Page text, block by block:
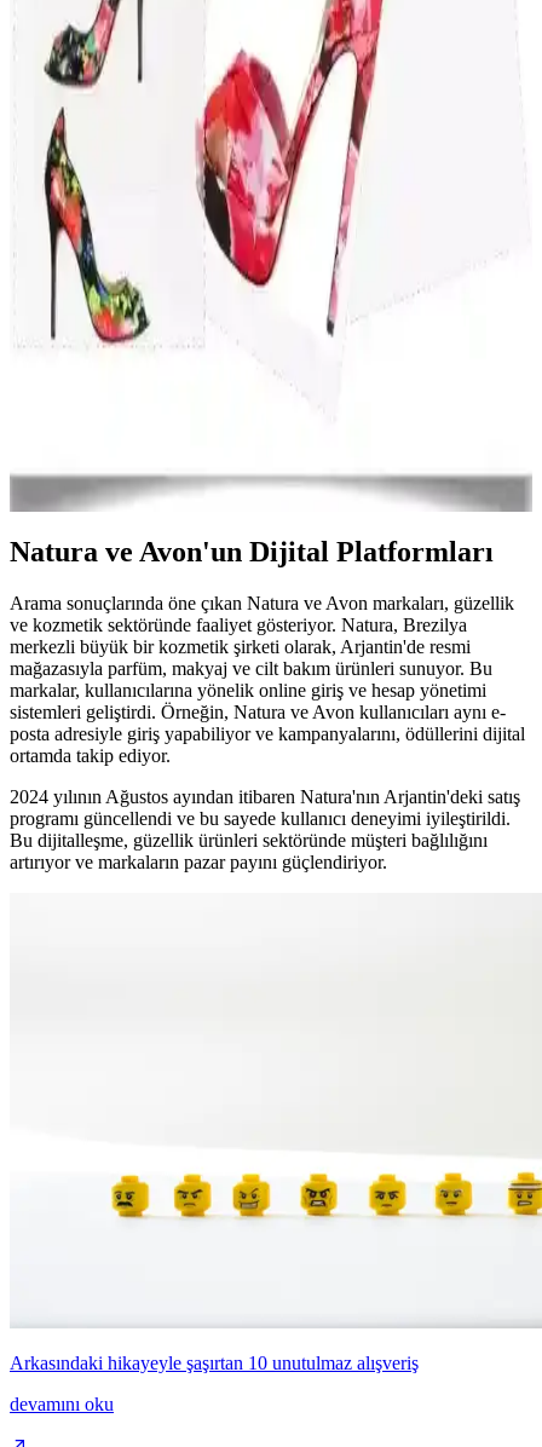
Kadın Toka Renkleri ve Mona Lisa Markasıyla
Uyumlu Seçenekler Rehberi
Mona Lisa markasının kadın tokalarında pastel, canlı ve nötr renkler
arasındaki uyum ve seçim ipuçlarıyla tarzınıza uygun aksesuarları
keşfedin.
Spor Ayakkabılarında Performans ve Şıklığın
Birlikte Sunulduğu Güncel Trendler
Günümüzde spor ayakkabıları hem performans hem de şıklık
açısından öne çıkıyor. Hafif malzemeler, dayanıklılık, teknolojik
yenilikler ve moda trendleriyle spor ve günlük yaşamda tercih
şıklığınızı artırın.
Natura ve Avon'un Dijital Platformları
Arama sonuçlarında öne çıkan Natura ve Avon markaları, güzellik
ve kozmetik sektöründe faaliyet gösteriyor. Natura, Brezilya
merkezli büyük bir kozmetik şirketi olarak, Arjantin'de resmi
mağazasıyla parfüm, makyaj ve cilt bakım ürünleri sunuyor. Bu
markalar, kullanıcılarına yönelik online giriş ve hesap yönetimi
sistemleri geliştirdi. Örneğin, Natura ve Avon kullanıcıları aynı e-
posta adresiyle giriş yapabiliyor ve kampanyalarını, ödüllerini dijital
ortamda takip ediyor.
2024 yılının Ağustos ayından itibaren Natura'nın Arjantin'deki satış
programı güncellendi ve bu sayede kullanıcı deneyimi iyileştirildi.
Bu dijitalleşme, güzellik ürünleri sektöründe müşteri bağlılığını
artırıyor ve markaların pazar payını güçlendiriyor.
Arkasındaki hikayeyle şaşırtan 10 unutulmaz alışveriş
devamını oku